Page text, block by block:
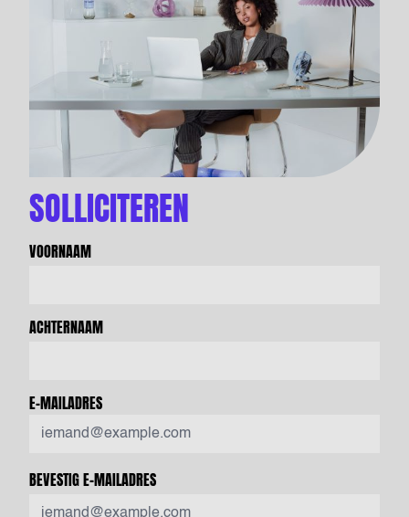
SOLLICITEREN
VOORNAAM
ACHTERNAAM
E-MAILADRES
BEVESTIG E-MAILADRES